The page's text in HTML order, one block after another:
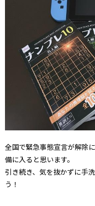
全国で緊急事態宣言が解除
備に入ると思います。
引き続き、気を抜かずに手
う！